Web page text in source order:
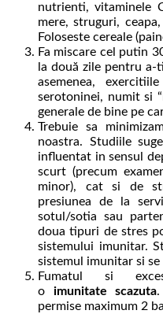
nutrienti, vitaminele
mere, struguri,
Foloseste cereale
Fa miscare cel putin
la două zile pentru
asemenea,
serotoninei, numit si
generale de bine pe
Trebuie sa
noastra. Studiile
influentat in sensul
scurt (precum
minor), cat si de
presiunea de la
sotul/sotia sau
doua tipuri de stres
sistemului imunitar.
sistemul imunitar si
Fumatul si
o imunitate scazuta
permise maximum 2